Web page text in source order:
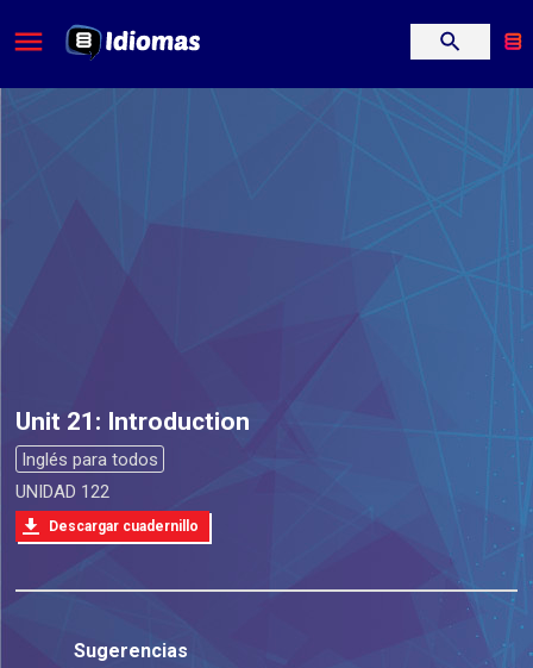
Unit 21: Introduction
Inglés para todos
UNIDAD 122
Descargar cuadernillo
Sugerencias